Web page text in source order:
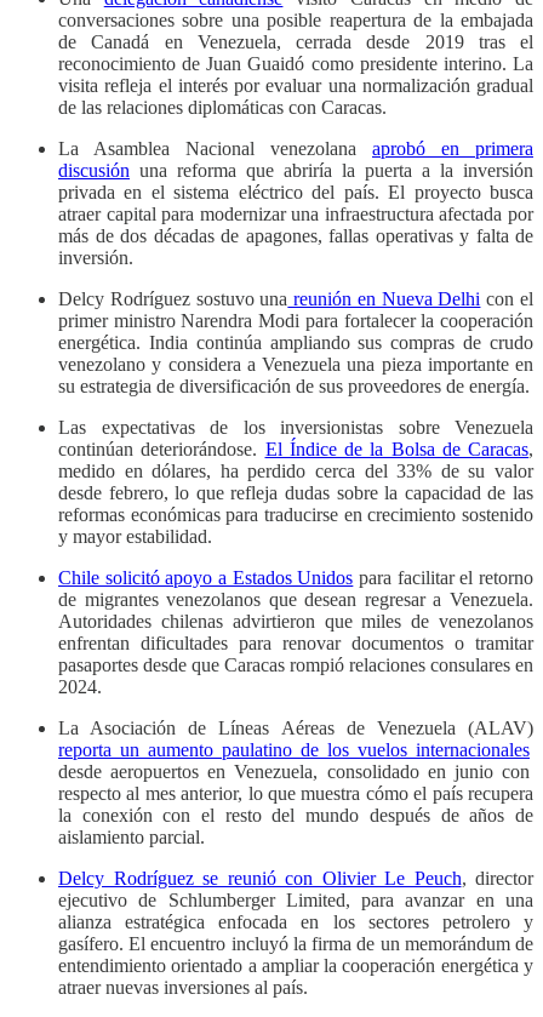
conversaciones sobre una posible reapertura de la embajada
de Canadá en Venezuela, cerrada desde 2019 tras el
reconocimiento de Juan Guaidó como presidente interino. La
visita refleja el interés por evaluar una normalización gradual
de las relaciones diplomáticas con Caracas.
La Asamblea Nacional venezolana aprobó en primera
discusión una reforma que abriría la puerta a la inversión
privada en el sistema eléctrico del país. El proyecto busca
atraer capital para modernizar una infraestructura afectada por
más de dos décadas de apagones, fallas operativas y falta de
inversión.
Delcy Rodríguez sostuvo una reunión en Nueva Delhi con el
primer ministro Narendra Modi para fortalecer la cooperación
energética. India continúa ampliando sus compras de crudo
venezolano y considera a Venezuela una pieza importante en
su estrategia de diversificación de sus proveedores de energía.
Las expectativas de los inversionistas sobre Venezuela
continúan deteriorándose. El Índice de la Bolsa de Caracas,
medido en dólares, ha perdido cerca del 33% de su valor
desde febrero, lo que refleja dudas sobre la capacidad de las
reformas económicas para traducirse en crecimiento sostenido
y mayor estabilidad.
Chile solicitó apoyo a Estados Unidos para facilitar el retorno
de migrantes venezolanos que desean regresar a Venezuela.
Autoridades chilenas advirtieron que miles de venezolanos
enfrentan dificultades para renovar documentos o tramitar
pasaportes desde que Caracas rompió relaciones consulares en
2024.
La Asociación de Líneas Aéreas de Venezuela (ALAV)
reporta un aumento paulatino de los vuelos internacionales
desde aeropuertos en Venezuela, consolidado en junio con
respecto al mes anterior, lo que muestra cómo el país recupera
la conexión con el resto del mundo después de años de
aislamiento parcial.
Delcy Rodríguez se reunió con Olivier Le Peuch, director
ejecutivo de Schlumberger Limited, para avanzar en una
alianza estratégica enfocada en los sectores petrolero y
gasífero. El encuentro incluyó la firma de un memorándum de
entendimiento orientado a ampliar la cooperación energética y
atraer nuevas inversiones al país.